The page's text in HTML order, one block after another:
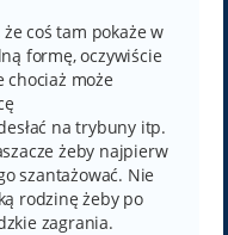
coś tam pokaże w
formę, oczywiście
chociaż może
na trybuny itp.
żeby najpierw
szantażować. Nie
rodzinę żeby po
zagrania.